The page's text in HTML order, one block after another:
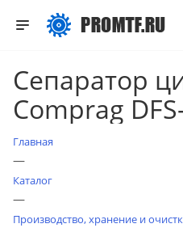
Сепаратор
Comprag
Главная
—
Каталог
—
Производство, хранение и